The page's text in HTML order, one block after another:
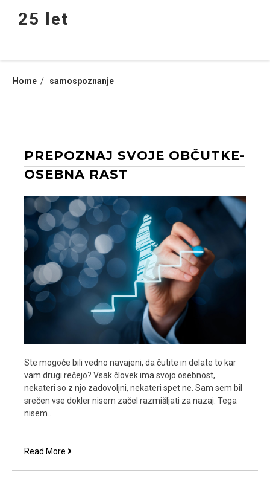
25 let
Home samospoznanje
PREPOZNAJ SVOJE OBČUTKE-
OSEBNA RAST
Ste mogoče bili vedno navajeni, da čutite in delate to kar
vam drugi rečejo? Vsak človek ima svojo osebnost,
nekateri so z njo zadovoljni, nekateri spet ne. Sam sem bil
srečen vse dokler nisem začel razmišljati za nazaj. Tega
nisem…
Read More Prepoznaj